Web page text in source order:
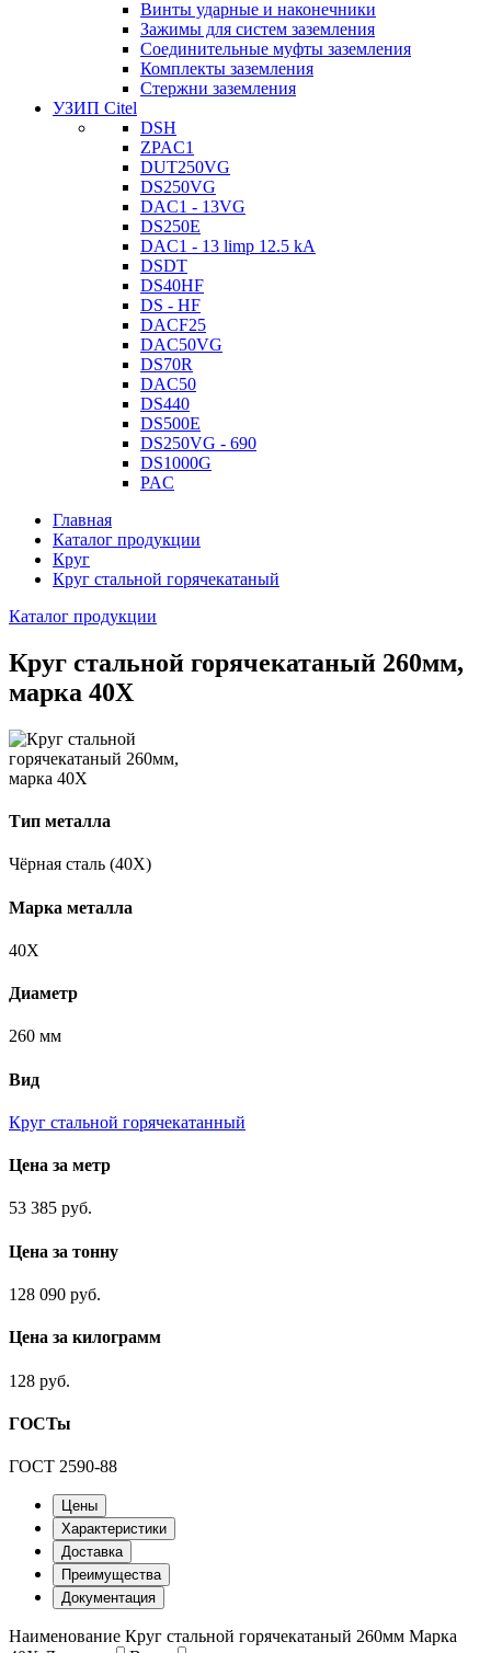
Винты ударные и наконечники
Зажимы для систем заземления
Соединительные муфты заземления
Комплекты заземления
Стержни заземления
УЗИП Citel
DSH
ZPAC1
DUT250VG
DS250VG
DAC1 - 13VG
DS250E
DAC1 - 13 limp 12.5 kA
DSDT
DS40HF
DS - HF
DACF25
DAC50VG
DS70R
DAC50
DS440
DS500E
DS250VG - 690
DS1000G
PAC
Главная
Каталог продукции
Круг
Круг стальной горячекатаный
Каталог продукции
Круг стальной горячекатаный 260мм,
марка 40Х
Тип металла
Чёрная сталь (40Х)
Марка металла
40Х
Диаметр
260 мм
Вид
Круг стальной горячекатанный
Цена за метр
53 385 руб.
Цена за тонну
128 090 руб.
Цена за килограмм
128 руб.
ГОСТы
ГОСТ 2590-88
Цены
Характеристики
Доставка
Преимущества
Документация
Наименование Круг стальной горячекатаный 260мм Марка